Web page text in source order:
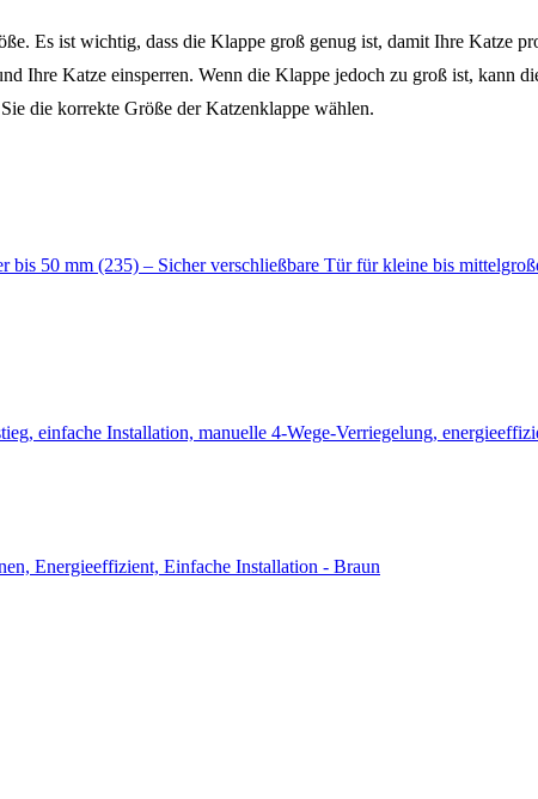
Es ist wichtig, dass die Klappe groß genug ist, damit Ihre Katze
Ihre Katze einsperren. Wenn die Klappe jedoch zu groß ist, kann
die korrekte Größe der Katzenklappe wählen.